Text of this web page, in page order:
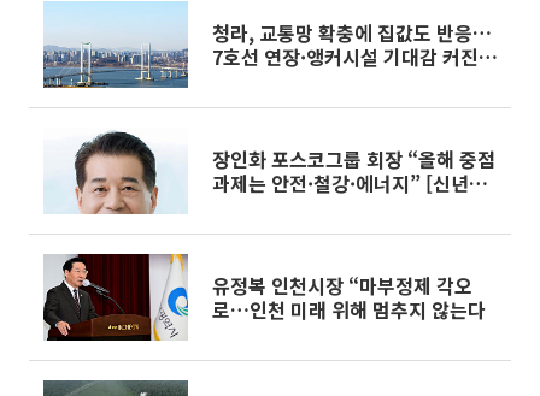
청라, 교통망 확충에 집값도 반응…
7호선 연장·앵커시설 기대감 커진
장인화 포스코그룹 회장 “올해 중점
과제는 안전·철강·에너지” [신년
유정복 인천시장 “마부정제 각오
로…인천 미래 위해 멈추지 않는다